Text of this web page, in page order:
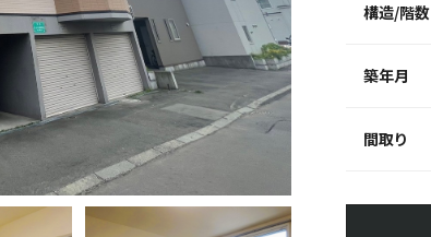
構造/階数
築年月
間取り